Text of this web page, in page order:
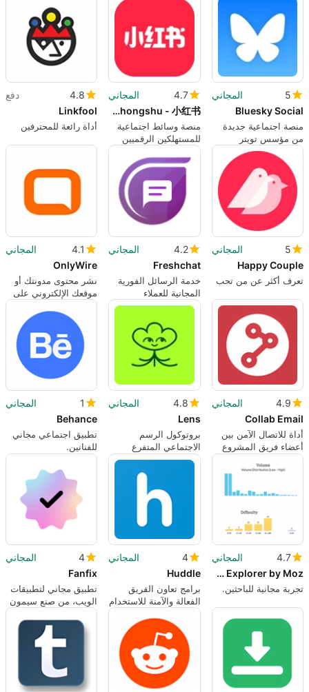
الاصطناعي
5
المجاني
Bluesky Social
منصة اجتماعية جديدة
من مؤسس تويتر
4.7
المجاني
Xiaohongshu - 小红书
منصة وسائط اجتماعية
للمستهلكين الرقميين
الصينيين
4.8
دفع
Linkfool
أداة رائعة للمحترفين
5
المجاني
Happy Couple
تعرف أكثر عن من تحب
4.2
المجاني
Freshchat
خدمة الرسائل الفورية
المجانية للعملاء
4.1
المجاني
OnlyWire
نشر محتوى مدونتك أو
موقعك الإلكتروني على
وسائل التواصل
الاجتماعي على الفور
4.9
المجاني
Collab Email
أداة للاتصال الآمن بين
أعضاء فريق المشروع
4.8
المجاني
Lens
بروتوكول الرسم
الاجتماعي المتفرع
واللامركزي للبيانات
1
المجاني
Behance
تطبيق اجتماعي مجاني
للفنانين.
4.7
المجاني
Keyword Explorer by Moz
تجربة مجانية للباحثين.
4
المجاني
Huddle
برامج تعاون الفريق
الفعالة والآمنة للاستخدام
في الأعمال التجارية
4
المجاني
Fanfix
تطبيق مجاني لتطبيقات
الويب، من صنع سيمون
بومبان.